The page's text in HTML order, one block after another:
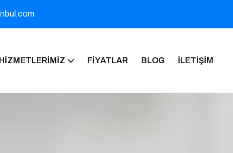
HIZMETLERIMIZ FIYATLAR BLOG İLETIŞIM